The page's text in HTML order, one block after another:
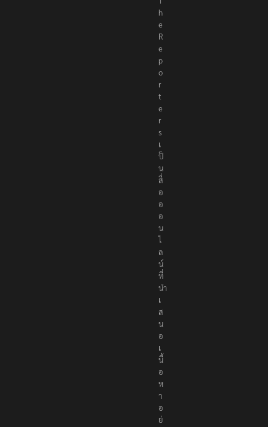
T
h
e
R
e
p
o
r
t
e
r
s
เ
ป็
น
สื่
อ
อ
อ
น
ไ
ล
น์
ที่
นำ
เ
ส
น
อ
เ
นื้
อ
ห
า